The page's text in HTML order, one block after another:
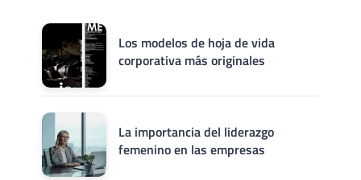
Los modelos de hoja de vida
corporativa más originales
La importancia del liderazgo
femenino en las empresas